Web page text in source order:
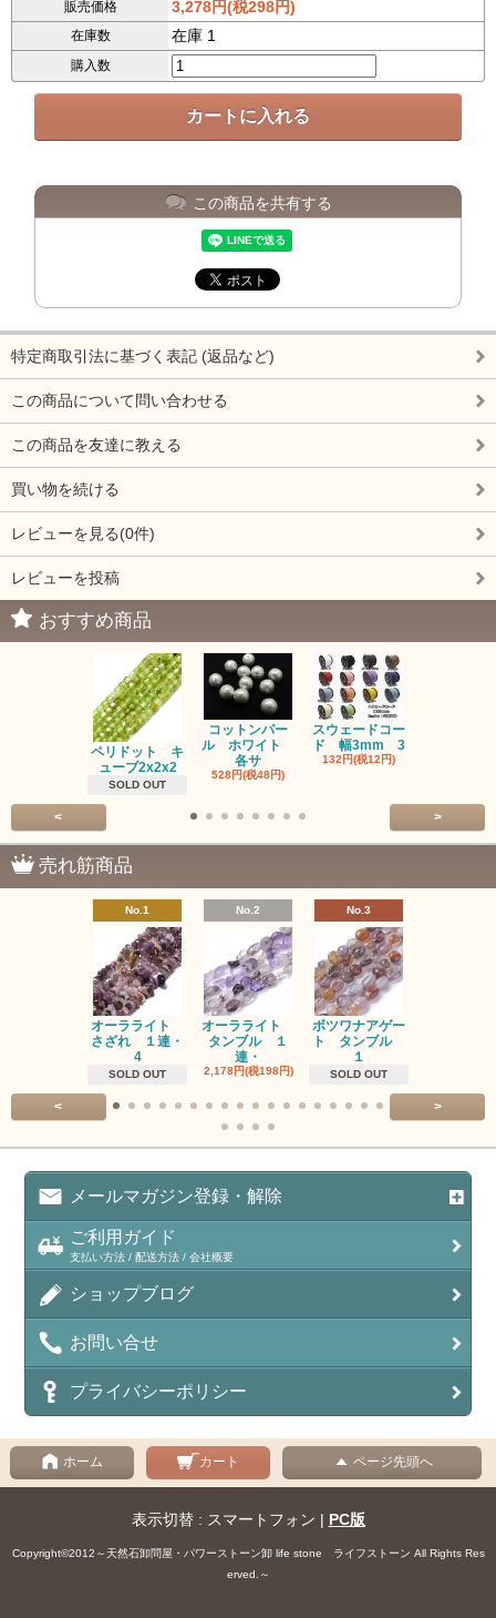
販売価格 3,278円(税298円)
在庫数 在庫 1
購入数
この商品を共有する
特定商取引法に基づく表記 (返品など)
この商品について問い合わせる
この商品を友達に教える
買い物を続ける
レビューを見る(0件)
レビューを投稿
おすすめ商品
ペリドット キ
ューブ2x2x2
SOLD OUT
コットンパー
ル ホワイト
各サ
528円(税48円)
スウェードコー
ド 幅3mm 3
132円(税12円)
< >
売れ筋商品
No.1
オーラライト
さざれ １連・
4
SOLD OUT
No.2
オーラライト
タンブル １
連・
2,178円(税198円)
No.3
ボツワナアゲー
ト タンブル
１
SOLD OUT
< >
メールマガジン登録・解除
ご利用ガイド
支払い方法 / 配送方法 / 会社概要
ショップブログ
お問い合せ
プライバシーポリシー
ホーム カート ページ先頭へ
表示切替 : スマートフォン | PC版
Copyright©2012～天然石卸問屋・パワーストーン卸 life stone ライフストーン All Rights Res
erved.～